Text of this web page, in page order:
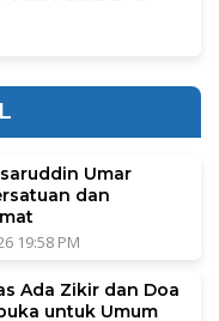
Umar
dan
19:58 PM
Ada Zikir dan Doa
untuk Umum